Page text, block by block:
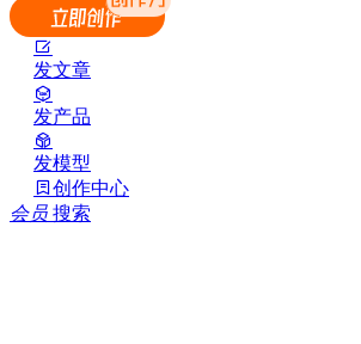
发文章
发产品
发模型
创作中心
会员 搜索